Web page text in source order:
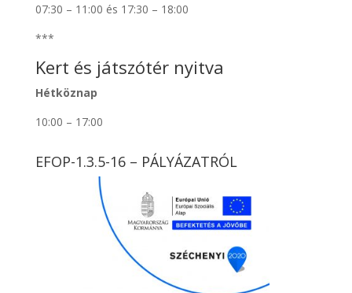
07:30 – 11:00 és 17:30 – 18:00
***
Kert és játszótér nyitva
Hétköznap
10:00 – 17:00
EFOP-1.3.5-16 – PÁLYÁZATRÓL